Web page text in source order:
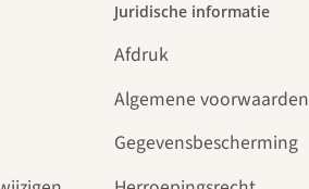
Juridische informatie
Afdruk
Algemene voorwaarden
Gegevensbescherming